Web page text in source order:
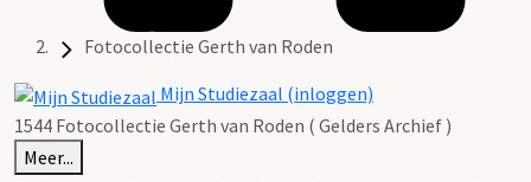
Fotocollectie Gerth van Roden
Mijn Studiezaal (inloggen)
1544 Fotocollectie Gerth van Roden ( Gelders Archief )
Meer...